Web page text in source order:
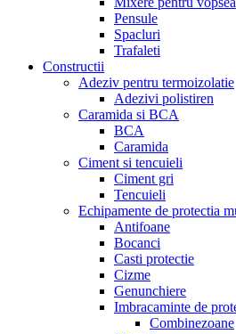
Pensule
Spacluri
Trafaleti
Constructii
Adeziv pentru termoizolatie
Adezivi polistiren
Caramida si BCA
BCA
Caramida
Ciment si tencuieli
Ciment gri
Tencuieli
Echipamente de protectia
Antifoane
Bocanci
Casti protectie
Cizme
Genunchiere
Imbracaminte de
Combinezoane